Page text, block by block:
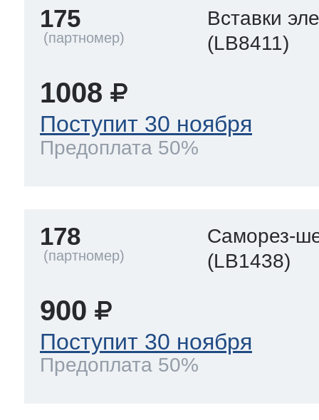
175
Вставки
(LB8411)
1008
Поступит 30 ноября
Предоплата 50%
178
Саморез-
(LB1438)
900
Поступит 30 ноября
Предоплата 50%